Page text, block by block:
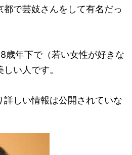
で芸妓さんをして有名だっ
歳年下で（若い女性が好きな
い人です。
しい情報は公開されていな